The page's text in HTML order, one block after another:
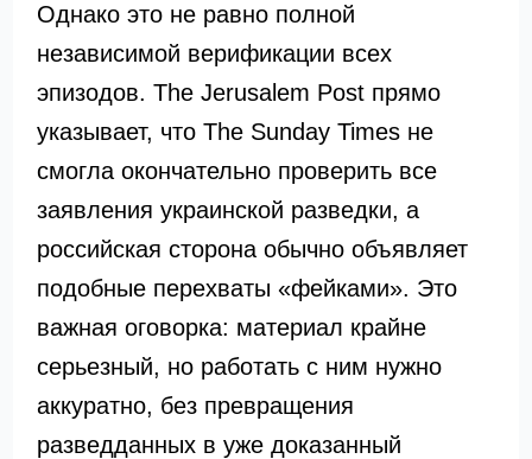
Однако это не равно полной
независимой верификации всех
эпизодов. The Jerusalem Post прямо
указывает, что The Sunday Times не
смогла окончательно проверить все
заявления украинской разведки, а
российская сторона обычно объявляет
подобные перехваты «фейками». Это
важная оговорка: материал крайне
серьезный, но работать с ним нужно
аккуратно, без превращения
разведданных в уже доказанный